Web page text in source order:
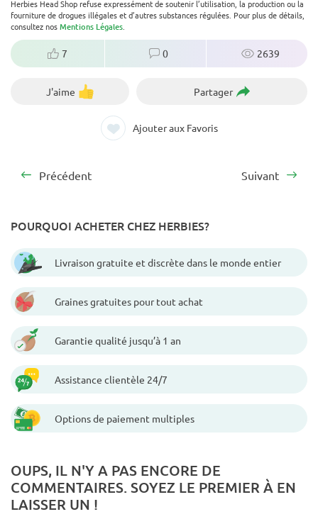
Herbies Head Shop refuse expressément de soutenir l’utilisation, la production ou la
fourniture de drogues illégales et d’autres substances régulées. Pour plus de détails,
consultez nosMentions Légales
7 0 2639
J'aime Partager
Ajouter aux Favoris
Précédent Suivant
POURQUOI ACHETER CHEZ HERBIES?
Livraison gratuite et discrète dans le monde entier
Graines gratuites pour tout achat
Garantie qualité jusqu’à 1 an
Assistance clientèle 24/7
Options de paiement multiples
OUPS, IL N'Y A PAS ENCORE DE
COMMENTAIRES. SOYEZ LE PREMIER À EN
LAISSER UN !